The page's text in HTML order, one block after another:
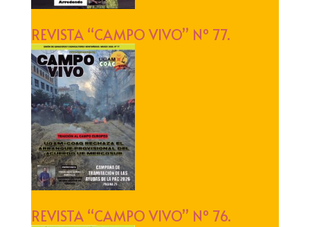
REVISTA “CAMPO VIVO” Nº 77.
REVISTA “CAMPO VIVO” Nº 76.